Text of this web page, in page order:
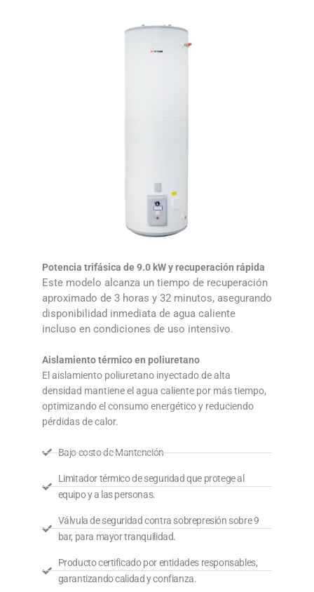
Potencia trifásica de 9.0 kW y recuperación rápida
Este modelo alcanza un tiempo de recuperación
aproximado de 3 horas y 32 minutos, asegurando
disponibilidad inmediata de agua caliente
incluso en condiciones de uso intensivo.
Aislamiento térmico en poliuretano
El aislamiento poliuretano inyectado de alta
densidad mantiene el agua caliente por más tiempo,
optimizando el consumo energético y reduciendo
pérdidas de calor.
Bajo costo de Mantención
Limitador térmico de seguridad que protege al
equipo y a las personas.
Válvula de seguridad contra sobrepresión sobre 9
bar, para mayor tranquilidad.
Producto certificado por entidades responsables,
garantizando calidad y confianza.